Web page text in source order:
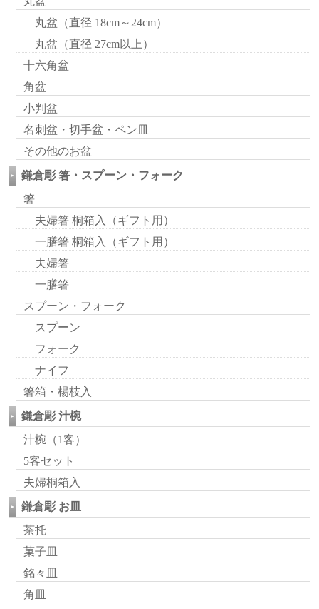
丸盆（直径 18cm～24cm）
丸盆（直径 27cm以上）
十六角盆
角盆
小判盆
名刺盆・切手盆・ペン皿
その他のお盆
鎌倉彫 箸・スプーン・フォーク
箸
夫婦箸 桐箱入（ギフト用）
一膳箸 桐箱入（ギフト用）
夫婦箸
一膳箸
スプーン・フォーク
スプーン
フォーク
ナイフ
箸箱・楊枝入
鎌倉彫 汁椀
汁椀（1客）
5客セット
夫婦桐箱入
鎌倉彫 お皿
茶托
菓子皿
銘々皿
角皿